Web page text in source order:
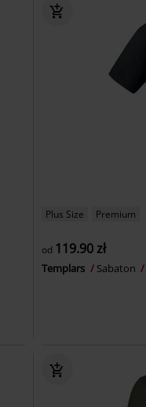
Plus Size Premium
od 119.90 zł
Templars Sabaton